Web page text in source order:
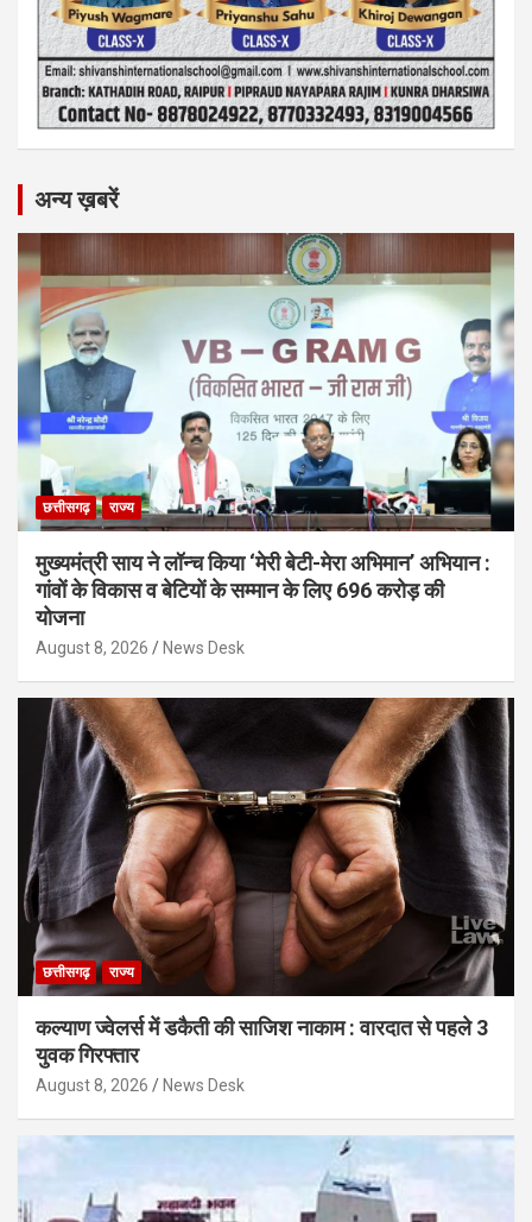
अन्य ख़बरें
छत्तीसगढ़ राज्य
मुख्यमंत्री साय ने लॉन्च किया ‘मेरी बेटी-मेरा अभिमान’ अभियान :
गांवों के विकास व बेटियों के सम्मान के लिए 696 करोड़ की
योजना
August 8, 2026 News Desk
छत्तीसगढ़ राज्य
कल्याण ज्वेलर्स में डकैती की साजिश नाकाम : वारदात से पहले 3
युवक गिरफ्तार
August 8, 2026 News Desk